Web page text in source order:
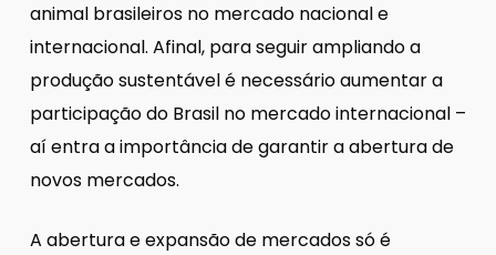
animal brasileiros no mercado nacional e
internacional. Afinal, para seguir ampliando a
produção sustentável é necessário aumentar a
participação do Brasil no mercado internacional –
aí entra a importância de garantir a abertura de
novos mercados.
A abertura e expansão de mercados só é